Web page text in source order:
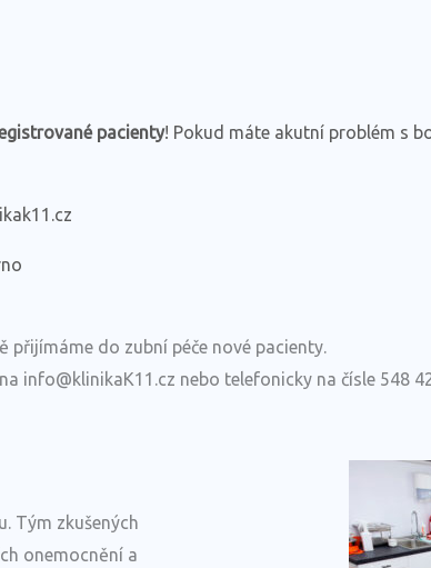
pacienty! Pokud máte akutní problém s
do zubní péče nové pacienty.
info@klinikaK11.cz nebo telefonicky na čísle 548
Tým zkušených
onemocnění a